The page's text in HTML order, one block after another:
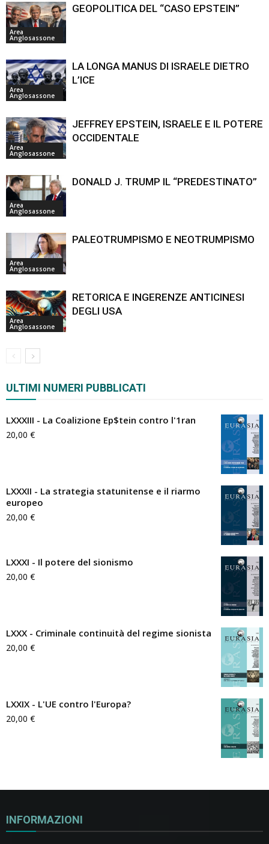
Area
Anglosassone
GEOPOLITICA DEL “CASO EPSTEIN”
Area
Anglosassone
LA LONGA MANUS DI ISRAELE DIETRO
L’ICE
Area
Anglosassone
JEFFREY EPSTEIN, ISRAELE E IL POTERE
OCCIDENTALE
Area
Anglosassone
DONALD J. TRUMP IL “PREDESTINATO”
Area
Anglosassone
PALEOTRUMPISMO E NEOTRUMPISMO
Area
Anglosassone
RETORICA E INGERENZE ANTICINESI
DEGLI USA
ULTIMI NUMERI PUBBLICATI
LXXXIII - La Coalizione Ep$tein contro l'1ran
20,00 €
LXXXII - La strategia statunitense e il riarmo
europeo
20,00 €
LXXXI - Il potere del sionismo
20,00 €
LXXX - Criminale continuità del regime sionista
20,00 €
LXXIX - L'UE contro l'Europa?
20,00 €
INFORMAZIONI